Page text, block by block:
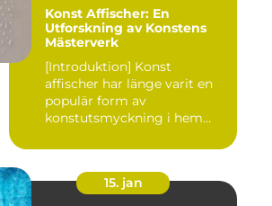
Konst Affischer: En
Utforskning av Konstens
Mästerverk
[Introduktion] Konst
affischer har länge varit en
populär form av
konstutsmyckning i hem
15. jan